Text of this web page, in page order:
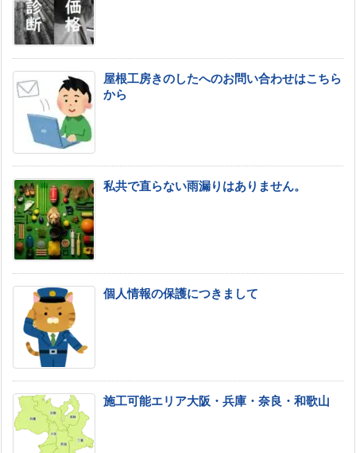
屋根工房きのしたへのお問い合わせはこちら
から
私共で直らない雨漏りはありません。
個人情報の保護につきまして
施工可能エリア大阪・兵庫・奈良・和歌山